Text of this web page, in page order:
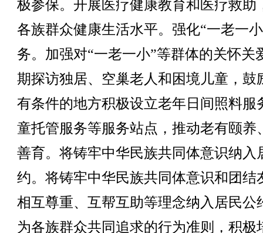
极参保。开展医疗健康教育和医疗救助
各族群众健康生活水平。强化“一老一
务。加强对“一老一小”等群体的关怀关
期探访独居、空巢老人和困境儿童，鼓
有条件的地方积极设立老年日间照料服
童托管服务等服务站点，推动老有颐养
善育。将铸牢中华民族共同体意识纳入
约。将铸牢中华民族共同体意识和团结
相互尊重、互帮互助等理念纳入居民公
为各族群众共同追求的行为准则，积极